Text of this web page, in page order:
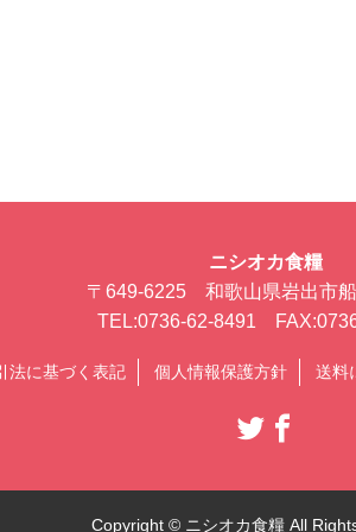
ニシオカ食糧
〒649-6225 和歌山県岩出市
TEL:0736-62-8491
法に基づく表記 個人情報保護方針 送料
Copyright © ニシオカ食糧 All